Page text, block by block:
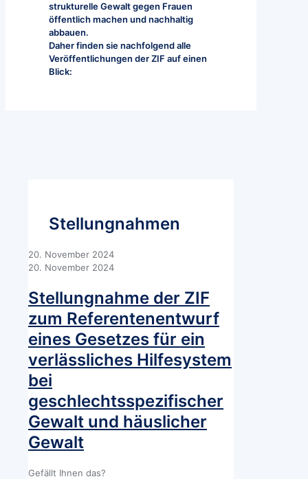
strukturelle Gewalt gegen Frauen
öffentlich machen und nachhaltig
abbauen.
Daher finden sie nachfolgend alle
Veröffentlichungen der ZIF auf einen
Blick:
Stellungnahmen
20. November 2024
20. November 2024
Stellungnahme der ZIF
zum Referentenentwurf
eines Gesetzes für ein
verlässliches Hilfesystem
bei
geschlechtsspezifischer
Gewalt und häuslicher
Gewalt
Gefällt Ihnen das?